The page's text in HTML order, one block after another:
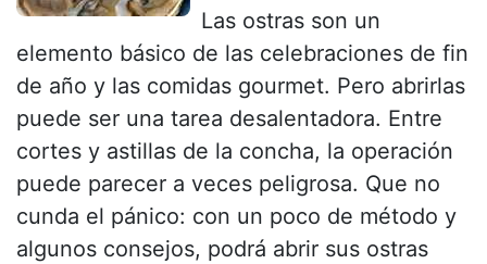
Las ostras son un
elemento básico de las celebraciones de fin
de año y las comidas gourmet. Pero abrirlas
puede ser una tarea desalentadora. Entre
cortes y astillas de la concha, la operación
puede parecer a veces peligrosa. Que no
cunda el pánico: con un poco de método y
algunos consejos, podrá abrir sus ostras